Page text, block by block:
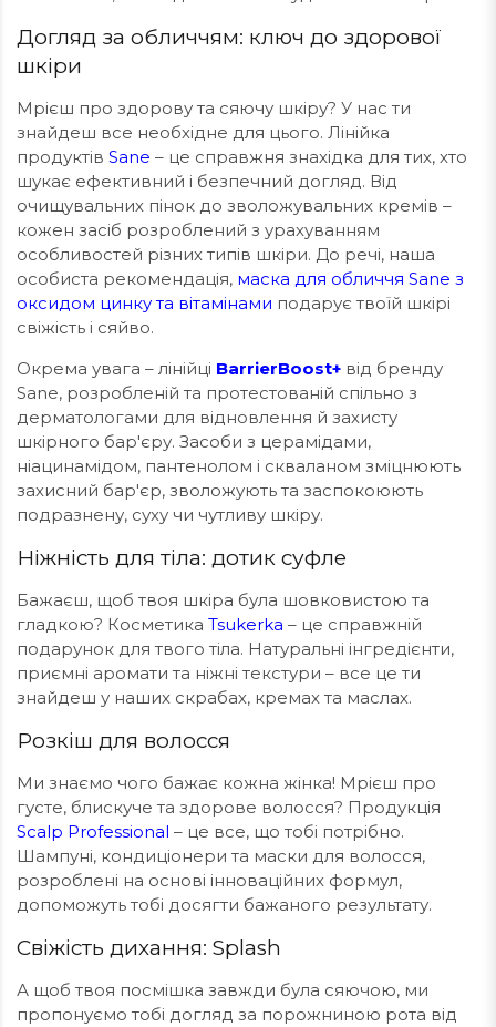
Догляд за обличчям: ключ до здорової
шкіри
Мрієш про здорову та сяючу шкіру? У нас ти
знайдеш все необхідне для цього. Лінійка
продуктів Sane – це справжня знахідка для тих, хто
шукає ефективний і безпечний догляд. Від
очищувальних пінок до зволожувальних кремів –
кожен засіб розроблений з урахуванням
особливостей різних типів шкіри. До речі, наша
особиста рекомендація, маска для обличчя Sane з
оксидом цинку та вітамінами подарує твоїй шкірі
свіжість і сяйво.
Окрема увага – лінійці BarrierBoost+ від бренду
Sane, розробленій та протестованій спільно з
дерматологами для відновлення й захисту
шкірного бар'єру. Засоби з церамідами,
ніацинамідом, пантенолом і скваланом зміцнюють
захисний бар'єр, зволожують та заспокоюють
подразнену, суху чи чутливу шкіру.
Ніжність для тіла: дотик суфле
Бажаєш, щоб твоя шкіра була шовковистою та
гладкою? Косметика Tsukerka – це справжній
подарунок для твого тіла. Натуральні інгредієнти,
приємні аромати та ніжні текстури – все це ти
знайдеш у наших скрабах, кремах та маслах.
Розкіш для волосся
Ми знаємо чого бажає кожна жінка! Мрієш про
густе, блискуче та здорове волосся? Продукція
Scalp Professional – це все, що тобі потрібно.
Шампуні, кондиціонери та маски для волосся,
розроблені на основі інноваційних формул,
допоможуть тобі досягти бажаного результату.
Свіжість дихання: Splash
А щоб твоя посмішка завжди була сяючою, ми
пропонуємо тобі догляд за порожниною рота від